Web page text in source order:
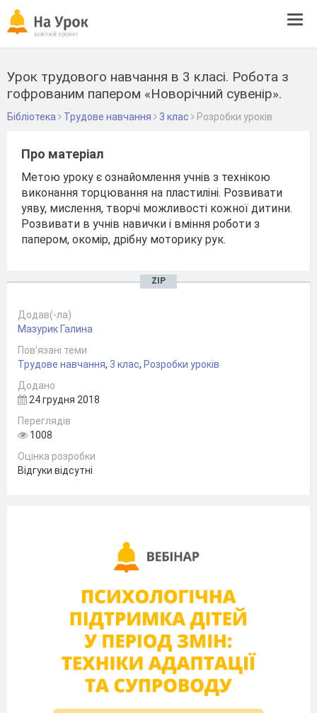
Урок трудового навчання в 3 класі. Робота з
гофрованим папером «Новорічний сувенір».
Бібліотека Трудове навчання 3 клас Розробки уроків
Про матеріал
Метою уроку є ознайомлення учнів з технікою
виконання торцювання на пластиліні. Розвивати
уяву, мислення, творчі можливості кожної дитини.
Розвивати в учнів навички і вміння роботи з
папером, окомір, дрібну моторику рук.
ZIP
Додав(-ла)
Мазурик Галина
Пов’язані теми
Трудове навчання, 3 клас, Розробки уроків
Додано
24 грудня 2018
Переглядів
1008
Оцінка розробки
Відгуки відсутні